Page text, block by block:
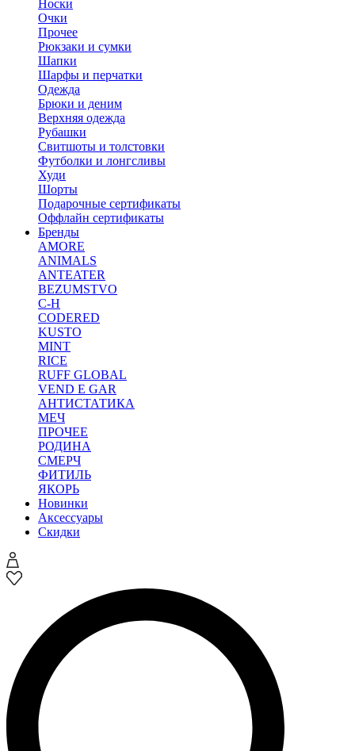
Носки
Очки
Прочее
Рюкзаки и сумки
Шапки
Шарфы и перчатки
Одежда
Брюки и деним
Верхняя одежда
Рубашки
Свитшоты и толстовки
Футболки и лонгсливы
Худи
Шорты
Подарочные сертификаты
Оффлайн сертификаты
Бренды
AMORE
ANIMALS
ANTEATER
BEZUMSTVO
C-H
CODERED
KUSTO
MINT
RICE
RUFF GLOBAL
VEND E GAR
АНТИСТАТИКА
МЕЧ
ПРОЧЕЕ
РОДИНА
СМЕРЧ
ФИТИЛЬ
ЯКОРЬ
Новинки
Аксессуары
Скидки